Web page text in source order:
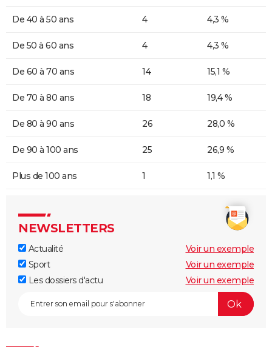
De 40 à 50 ans 4 4,3 %
De 50 à 60 ans 4 4,3 %
De 60 à 70 ans 14 15,1 %
De 70 à 80 ans 18 19,4 %
De 80 à 90 ans 26 28,0 %
De 90 à 100 ans 25 26,9 %
Plus de 100 ans 1 1,1 %
NEWSLETTERS
Actualité
Voir un exemple
Sport
Voir un exemple
Les dossiers d'actu
Voir un exemple